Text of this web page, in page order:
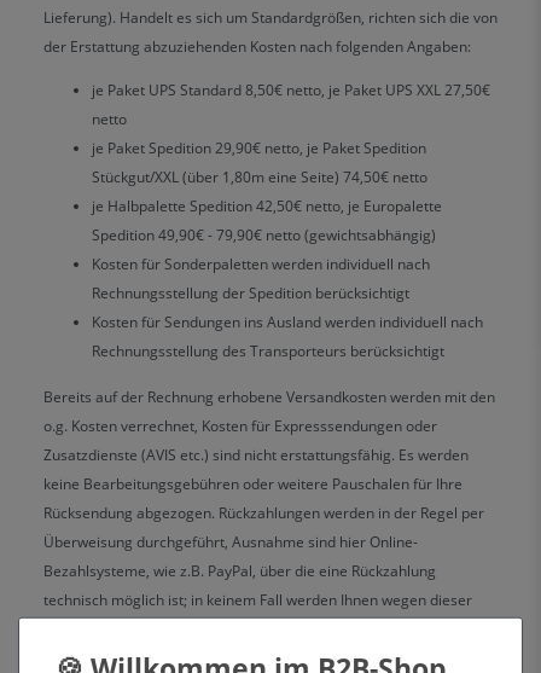
Lieferung). Handelt es sich um Standardgrößen, richten sich die von
der Erstattung abzuziehenden Kosten nach folgenden Angaben:
je Paket UPS Standard 8,50€ netto, je Paket UPS XXL 27,50€
netto
je Paket Spedition 29,90€ netto, je Paket Spedition
Stückgut/XXL (über 1,80m eine Seite) 74,50€ netto
je Halbpalette Spedition 42,50€ netto, je Europalette
Spedition 49,90€ - 79,90€ netto (gewichtsabhängig)
Kosten für Sonderpaletten werden individuell nach
Rechnungsstellung der Spedition berücksichtigt
Kosten für Sendungen ins Ausland werden individuell nach
Rechnungsstellung des Transporteurs berücksichtigt
Bereits auf der Rechnung erhobene Versandkosten werden mit den
o.g. Kosten verrechnet, Kosten für Expresssendungen oder
Zusatzdienste (AVIS etc.) sind nicht erstattungsfähig. Es werden
keine Bearbeitungsgebühren oder weitere Pauschalen für Ihre
Rücksendung abgezogen. Rückzahlungen werden in der Regel per
Überweisung durchgeführt, Ausnahme sind hier Online-
Bezahlsysteme, wie z.B. PayPal, über die eine Rückzahlung
technisch möglich ist; in keinem Fall werden Ihnen wegen dieser
verweigern, bis wir die Waren wieder in neuwertigem Zustand